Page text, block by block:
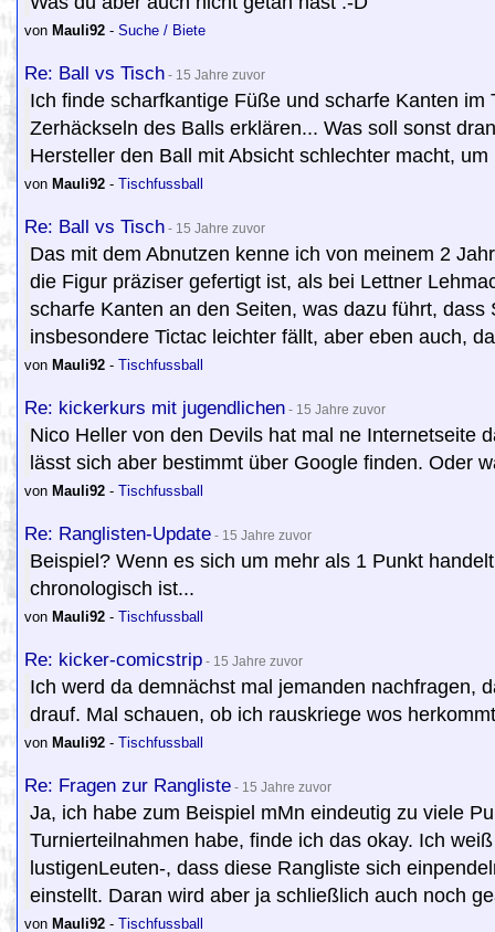
von Mauli92 - Suche / Biete
Re: Ball vs Tisch - 15 Jahre zuvor
Ich finde scharfkantige Füße und scharfe Kanten
Zerhäckseln des Balls erklären... Was soll sonst
Hersteller den Ball mit Absicht schlechter macht,
von Mauli92 - Tischfussball
Re: Ball vs Tisch - 15 Jahre zuvor
Das mit dem Abnutzen kenne ich von meinem 2
die Figur präziser gefertigt ist, als bei Lettner
scharfe Kanten an den Seiten, was dazu führt,
insbesondere Tictac leichter fällt, aber eben auch,
von Mauli92 - Tischfussball
Re: kickerkurs mit jugendlichen - 15 Jahre zuvor
Nico Heller von den Devils hat mal ne Internetseite
lässt sich aber bestimmt über Google finden. Oder
von Mauli92 - Tischfussball
Re: Ranglisten-Update - 15 Jahre zuvor
Beispiel? Wenn es sich um mehr als 1 Punkt
chronologisch ist...
von Mauli92 - Tischfussball
Re: kicker-comicstrip - 15 Jahre zuvor
Ich werd da demnächst mal jemanden nachfragen,
drauf. Mal schauen, ob ich rauskriege wos
von Mauli92 - Tischfussball
Re: Fragen zur Rangliste - 15 Jahre zuvor
Ja, ich habe zum Beispiel mMn eindeutig zu viele
Turnierteilnahmen habe, finde ich das okay. Ich
lustigenLeuten-, dass diese Rangliste sich
einstellt. Daran wird aber ja schließlich auch noch
von Mauli92 - Tischfussball